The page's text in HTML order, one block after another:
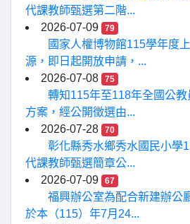
代課教師甄選第二階...
2026-07-09
79
國家人權博物館115學年度
源，即日起開放申請，...
2026-07-08
75
轉知115年至118年全國公
方案，經公開徵選由...
2026-07-28
70
彰化縣秀水鄉秀水國民小學
代課教師甄選簡章公...
2026-07-09
67
福興辦公室為配合新建辦公
於本（115）年7月24...